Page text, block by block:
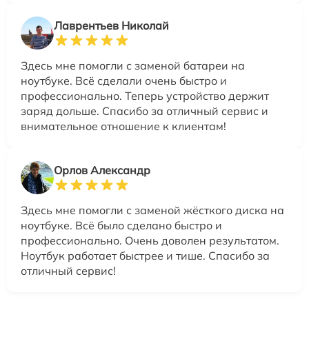
Лаврентьев Николай
Здесь мне помогли с заменой батареи на
ноутбуке. Всё сделали очень быстро и
профессионально. Теперь устройство держит
заряд дольше. Спасибо за отличный сервис и
внимательное отношение к клиентам!
Орлов Александр
Здесь мне помогли с заменой жёсткого диска на
ноутбуке. Всё было сделано быстро и
профессионально. Очень доволен результатом.
Ноутбук работает быстрее и тише. Спасибо за
отличный сервис!